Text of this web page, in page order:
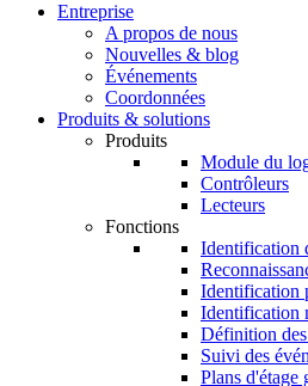
Entreprise
A propos de nous
Nouvelles & blog
Événements
Coordonnées
Produits & solutions
Produits
Module du
Contrôleurs
Lecteurs
Fonctions
Identification
Identification
Identification
Définition des
Suivi des
Plans d'étage